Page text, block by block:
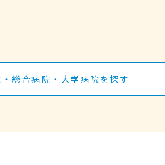
総合病院・大学病院を探す